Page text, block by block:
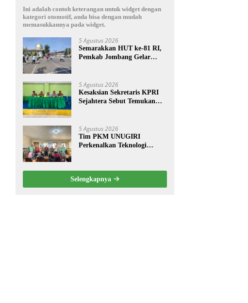
Ini adalah contoh keterangan untuk widget dengan
kategori otomotif, anda bisa dengan mudah
memasukkannya pada widget.
5 Agustus 2026
Semarakkan HUT ke-81 RI,
Pemkab Jombang Gelar
5 Agustus 2026
Kesaksian Sekretaris KPRI
Sejahtera Sebut Temukan
5 Agustus 2026
Tim PKM UNUGIRI
Perkenalkan Teknologi
kepada Nelayan Tuban
Selengkapnya